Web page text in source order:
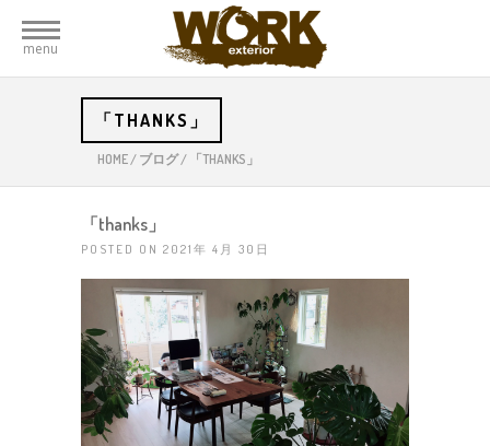
menu
「THANKS」
HOME/ ブログ/ 「THANKS」
「thanks」
POSTED ON 2021年 4月 30日